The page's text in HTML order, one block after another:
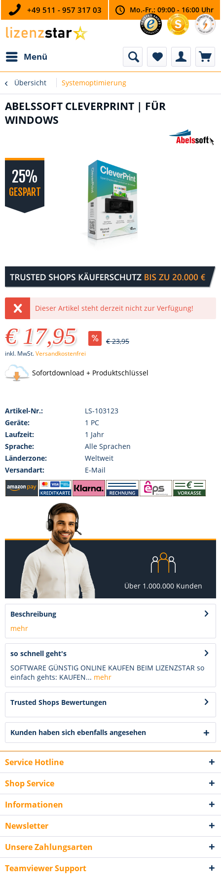
+49 511 - 957 317 03 Mo.-Fr.: 09:00 - 16:00 Uhr
Menü
Übersicht Systemoptimierung
ABELSSOFT CLEVERPRINT | FÜR
WINDOWS
25%
GESPART
Dieser Artikel steht derzeit nicht zur Verfügung!
€ 17,95 € 23,95
inkl. MwSt.Versandkostenfrei
Sofortdownload + Produktschlüssel
Artikel-Nr.:
LS-103123
Geräte:
1 PC
Laufzeit:
1 Jahr
Sprache:
Alle Sprachen
Länderzone:
Weltweit
Versandart:
E-Mail
Über 1.000.000 Kunden
Beschreibung
mehr
so schnell geht's
SOFTWARE GÜNSTIG ONLINE KAUFEN BEIM LIZENZSTAR so
einfach gehts: KAUFEN... mehr
Trusted Shops Bewertungen
Kunden haben sich ebenfalls angesehen
Service Hotline
Shop Service
Informationen
Newsletter
Unsere Zahlungsarten
Teamviewer Support